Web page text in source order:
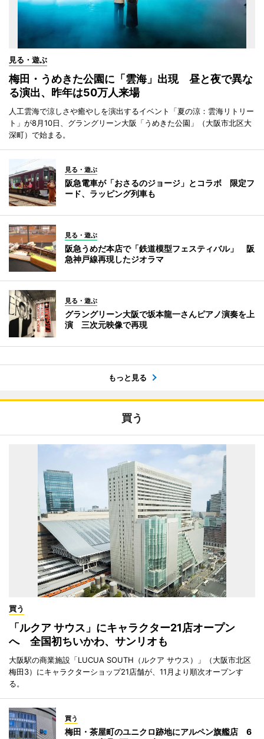
見る・遊ぶ
梅田・うめきた公園に「雲海」出現 昼と夜で異な
る演出、昨年は50万人来場
人工雲海で涼しさや癒やしを演出するイベント「夏の涼：雲海リトリー
ト」が8月10日、グラングリーン大阪「うめきた公園」（大阪市北区大
深町）で始まる。
見る・遊ぶ
阪急電車が「おさるのジョージ」とコラボ 限定フ
ード、ラッピング列車も
見る・遊ぶ
阪急うめだ本店で「鉄道模型フェスティバル」 阪
急神戸線再現したジオラマ
見る・遊ぶ
グラングリーン大阪で坂本龍一さんピアノ演奏を上
演 三次元映像で再現
もっと見る
買う
買う
「ルクア サウス」にキャラクター21店オープン
へ 全国初ちいかわ、サンリオも
大阪駅の商業施設「LUCUA SOUTH（ルクア サウス）」（大阪市北区
梅田3）にキャラクターショップ21店舗が、11月より順次オープンす
る。
買う
梅田・茶屋町のユニクロ跡地にアルペン旗艦店 6